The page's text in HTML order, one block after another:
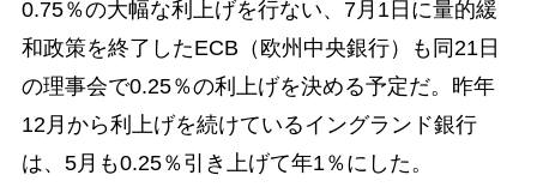
0.75％の大幅な利上げを行ない、7月1日に量的緩
和政策を終了したECB（欧州中央銀行）も同21日
の理事会で0.25％の利上げを決める予定だ。昨年
12月から利上げを続けているイングランド銀行
は、5月も0.25％引き上げて年1％にした。